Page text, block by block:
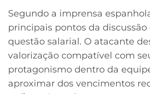
Segundo a imprensa
principais pontos da discussão
questão salarial. O atacante
valorização compatível com
protagonismo dentro da
aproximar dos vencimentos